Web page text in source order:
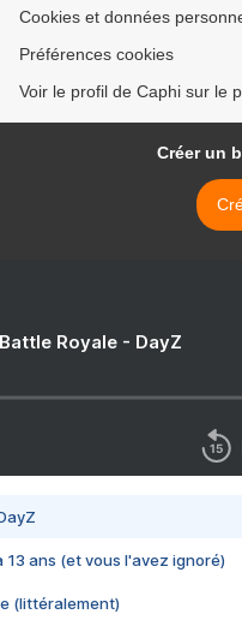
Cookies et données
Préférences cookies
Voir le profil de Caphi sur le
Créer un
Royale - DayZ
13 ans (et vous l'avez ignoré)
(littéralement)